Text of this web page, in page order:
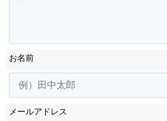
お名前
メールアドレス